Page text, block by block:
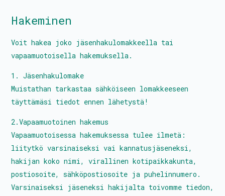
Kulttuuritalo Villa Rana
arvo- ja yhdenvertaisuussuunnitelma
Turvallisemman tilan periaatteet
Hakeminen
Voit hakea joko jäsenhakulomakkeella tai
vapaamuotoisella hakemuksella.
1. Jäsenhakulomake
Muistathan tarkastaa sähköiseen lomakkeeseen
täyttämäsi tiedot ennen lähetystä!
2.Vapaamuotoinen hakemus
Vapaamuotoisessa hakemuksessa tulee ilmetä:
liitytkö varsinaiseksi vai kannatusjäseneksi,
hakijan koko nimi, virallinen kotipaikkakunta,
postiosoite, sähköpostiosoite ja puhelinnumero.
Varsinaiseksi jäseneksi hakijalta toivomme tiedon,